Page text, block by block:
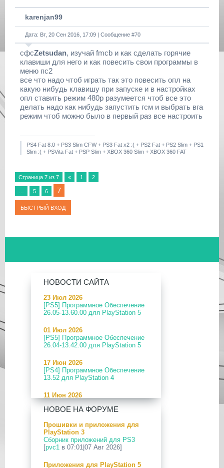
karenjan99
Дата: Вт, 20 Сен 2016, 17:09 | Сообщение #70
сфсZetsudan, изучай fmcb и как сделать горячие
клавиши для него и как повесить свои программы в
меню пс2
все что надо чтоб играть так это повесить опл на
какую нибудь клавишу при запуске и в настройках
опл ставить режим 480р разумеется чтоб все это
делать надо как нибудь запустить гсм и выбрать вга
режим чтоб можно было в первый раз все настроить
PS4 Fat 8.0 + PS3 Slim CFW + PS3 Fat x2 :( + PS2 Fat + PS2 Slim + PS1
Slim :( + PSVita Fat + PSP Slim + XBOX 360 Slim + XBOX 360 FAT
Страница 7 из 7 « 1 2
5 6 7
НОВОСТИ САЙТА
23 Июл 2026
[PS5] Программное Обеспечение
26.05-13.60.00 для PlayStation 5
01 Июл 2026
[PS5] Программное Обеспечение
26.04-13.42.00 для PlayStation 5
17 Июн 2026
[PS4] Программное Обеспечение
13.52 для PlayStation 4
11 Июн 2026
[PS5] Программное Обеспечение
26.04-13.40.00 для PlayStation 5
24 Апр 2026
[PS5] Программное Обеспечение
26.03-13.20.00 для PlayStation 5
12 Апр 2026
НОВОЕ НА ФОРУМЕ
Прошивки и приложения для
PlayStation 3
Сборник приложений для PS3
[pvc1 в 07:01|07 Авг 2026]
Приложения для PlayStation 5